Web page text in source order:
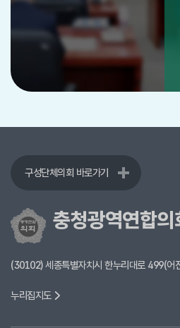
구성단체의회 바로가기
충청광역연합의
(30102) 세종특별자치시 한누리대로 499(어
누리집지도